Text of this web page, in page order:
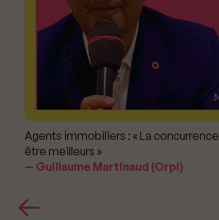
Agents immobiliers : « La
être meilleurs »
Guillaume Martinaud (Orpi)